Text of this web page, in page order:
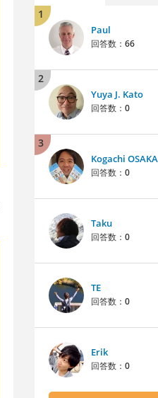
1
Paul
回答数： 66
2
Yuya J. Kato
回答数： 0
3
Kogachi OSAKA
回答数： 0
Taku
回答数： 0
TE
回答数： 0
Erik
回答数： 0